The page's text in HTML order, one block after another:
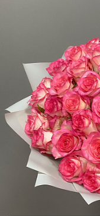
Я принимаю
Правила
продаем ваши